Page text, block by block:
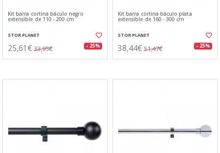
Kit barra cortina báculo negro
extensible de 110 - 200 cm
STOR PLANET
25,61€ 33,95€ - 25%
Kit barra cortina báculo plata
extensible de 160 - 300 cm
STOR PLANET
38,44€ 51,47€ - 25%